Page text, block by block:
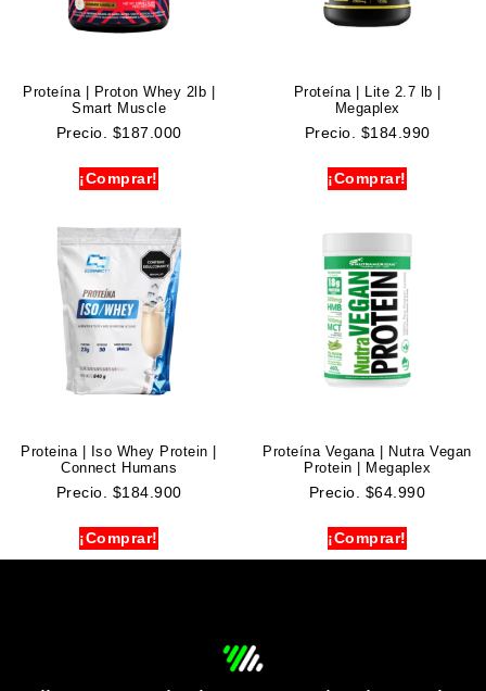
Proteína | Proton Whey 2lb |
Smart Muscle
Precio. $187.000
¡Comprar!
Proteína | Lite 2.7 lb |
Megaplex
Precio. $184.990
¡Comprar!
Proteina | Iso Whey Protein |
Connect Humans
Precio. $184.900
¡Comprar!
Proteína Vegana | Nutra Vegan
Protein | Megaplex
Precio. $64.990
¡Comprar!